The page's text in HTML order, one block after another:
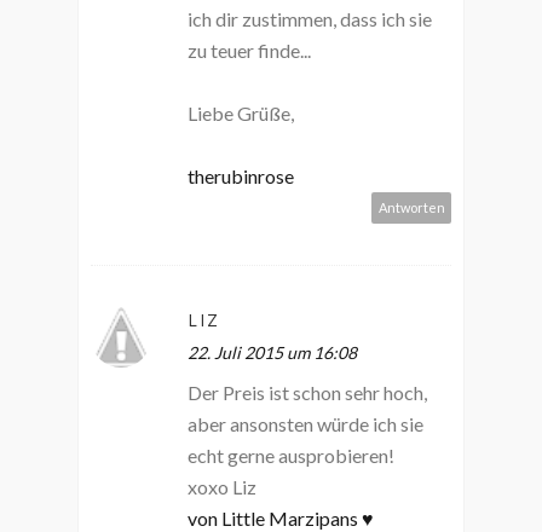
ich dir zustimmen, dass ich sie
zu teuer finde...
Liebe Grüße,
therubinrose
Antworten
LIZ
22. Juli 2015 um 16:08
Der Preis ist schon sehr hoch,
aber ansonsten würde ich sie
echt gerne ausprobieren!
xoxo Liz
von Little Marzipans ♥